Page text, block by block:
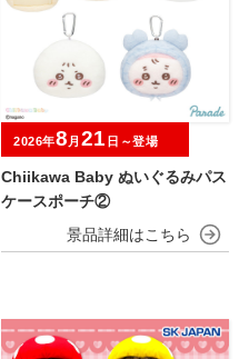
Chiikawa Baby ぬいぐるみパス
ケースポーチ②
2026年8 月 21 日～登場